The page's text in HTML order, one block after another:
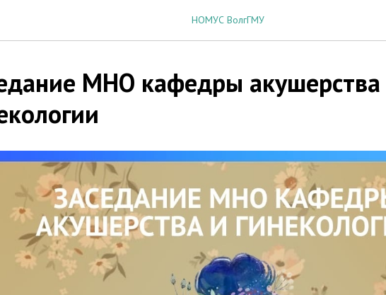
НОМУС ВолгГМУ
МНО кафедры